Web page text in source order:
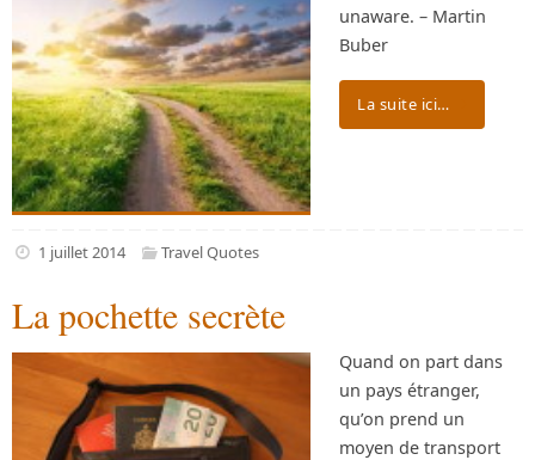
unaware. – Martin
Buber
La suite ici…
1 juillet 2014 Travel Quotes
La pochette secrète
Quand on part dans
un pays étranger,
qu’on prend un
moyen de transport